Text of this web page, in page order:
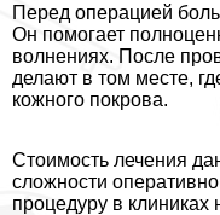
Перед операцией
Он помогает
волнениях. После
делают в том месте,
кожного покрова.
Стоимость лечения
сложности
процедуру в клиниках